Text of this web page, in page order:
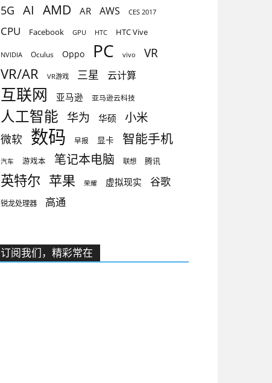
5G AI AMD AR AWS CES 2017
CPU Facebook GPU HTC HTC Vive
NVIDIA Oculus Oppo PC vivo VR
VR/AR VR游戏 三星 云计算
互联网 亚马逊 亚马逊云科技
人工智能 华为 华硕 小米
微软 数码 早报 显卡 智能手机
汽车 游戏本 笔记本电脑 联想 腾讯
英特尔 苹果 荣耀 虚拟现实 谷歌
锐龙处理器 高通
订阅我们，精彩常在